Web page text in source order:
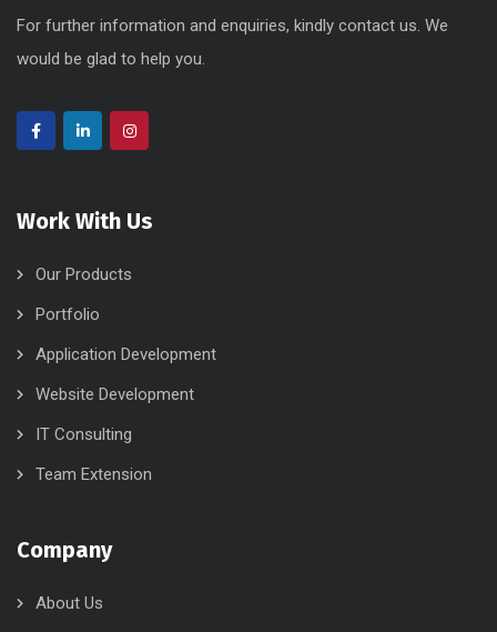
For further information and enquiries, kindly contact us. We
would be glad to help you.
Work With Us
Our Products
Portfolio
Application Development
Website Development
IT Consulting
Team Extension
Company
About Us